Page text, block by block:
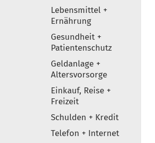
Lebensmittel +
Ernährung
Gesundheit +
Patientenschutz
Geldanlage +
Altersvorsorge
Einkauf, Reise +
Freizeit
Schulden + Kredit
Telefon + Internet